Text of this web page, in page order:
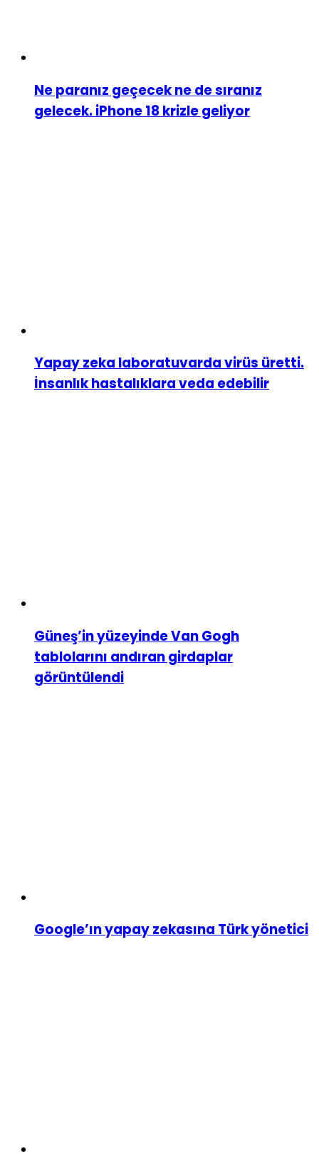
Ne paranız geçecek ne de sıranız
gelecek. iPhone 18 krizle geliyor
Yapay zeka laboratuvarda virüs üretti.
İnsanlık hastalıklara veda edebilir
Güneş’in yüzeyinde Van Gogh
tablolarını andıran girdaplar
görüntülendi
Google’ın yapay zekasına Türk yönetici